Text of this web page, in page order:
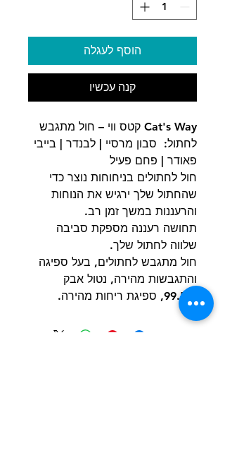
הוסף לעגלה
קנה עכשיו
Cat's Way קטס ווי – חול מתגבש
לחתול: סבון מרסיי | לבנדר | בייבי
פאודר | פחם פעיל
חול לחתולים בניחוחות נוצר כדי
שהחתול שלך ירגיש את הנוחות
והרעננות במשך זמן רב.
תחושה רעננה מספקת סביבה
שלווה לחתול שלך.
חול מתגבש לחתולים, בעל ספיגה
והתגבשות מהירה, נטול אבק
99.5%, ספיגת ריחות מהירה.